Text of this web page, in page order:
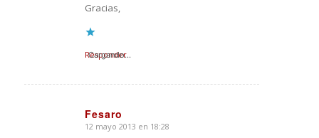
Gracias,
Cargando...
Responder
Fesaro
Dice:
12 mayo 2013 en 18:28